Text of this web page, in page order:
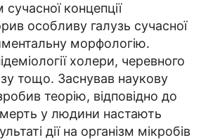
концепції
особ­ливу галузь сучасної
морфологію.
холери, черевного
тощо. Заснував наукову
теорію, відповідно до
у людини настають
дії на організм мікробів